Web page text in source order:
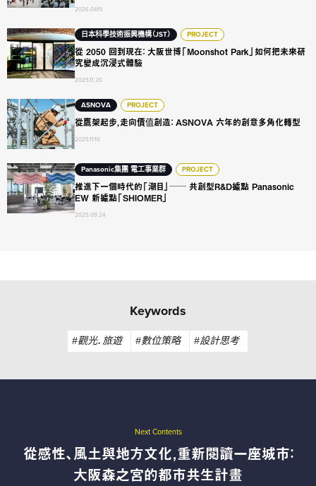
2026.04.15
日本科學技術振興機構（JST） PROJECT
從 2050 回到現在： 大阪世博「Moonshot Park」如何把未來研
究變成沉浸式體驗
2025.11.26
從 2050 回到現在： 大阪世博「Moonshot Park」如何把未來研
ASNOVA PROJECT
從鷹架起步，走向價值創造： ASNOVA 六年的創意多角化轉型
2025.11.10
從鷹架起步，走向價值創造： ASNOVA 六年的創意多角化轉型
Panasonic集團 電工事業群 PROJECT
推進下一個時代的「潮目」── 共創型R&D據點 Panasonic
EW 新據點「SHIOMER」
2025.09.24
推進下一個時代的「潮目」── 共創型R&D據點 Panasonic EW
Keywords
#觀光．旅遊 #數位策略 #設計思考
Next Contents
從感性、風土與地方文化，重新閱讀一座城市：
大阪森之宮的都市共生計畫